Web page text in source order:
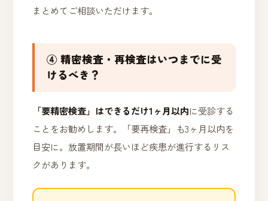
まとめてご相談いただけます。
④ 精密検査・再検査はいつまでに受
けるべき？
「要精密検査」はできるだけ1ヶ月以内に受診する
ことをお勧めします。「要再検査」も3ヶ月以内を
目安に。放置期間が長いほど疾患が進行するリス
クがあります。